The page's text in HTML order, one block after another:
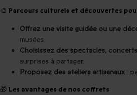
🎨 Parcours culturels et découvertes
Offrez une visite guidée ou une
musées.
Choisissez des spectacles,
surprises à partager.
Proposez des ateliers artisanaux :
🎁 Les avantages de nos coffrets